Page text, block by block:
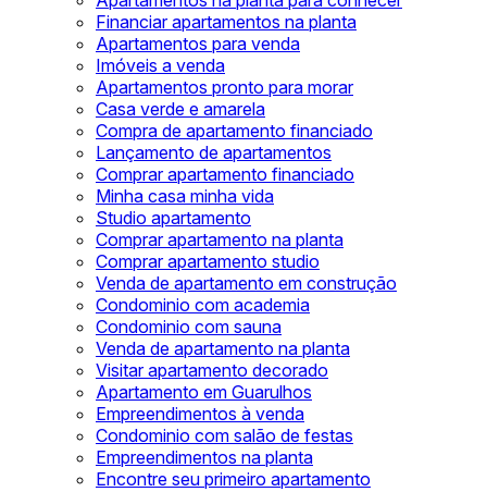
Financiar apartamentos na planta
Apartamentos para venda
Imóveis a venda
Apartamentos pronto para morar
Casa verde e amarela
Compra de apartamento financiado
Lançamento de apartamentos
Comprar apartamento financiado
Minha casa minha vida
Studio apartamento
Comprar apartamento na planta
Comprar apartamento studio
Venda de apartamento em construção
Condominio com academia
Condominio com sauna
Venda de apartamento na planta
Visitar apartamento decorado
Apartamento em Guarulhos
Empreendimentos à venda
Condominio com salão de festas
Empreendimentos na planta
Encontre seu primeiro apartamento